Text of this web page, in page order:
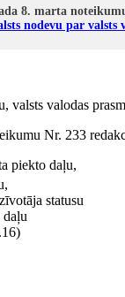
8. marta
nodevu par valsts
valodas
Nr. 233
piekto daļu,
statusu